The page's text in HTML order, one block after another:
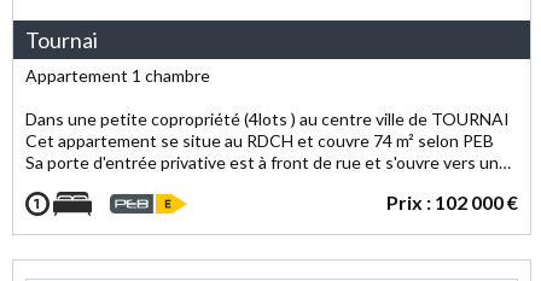
Tournai
Appartement 1 chambre
Dans une petite copropriété (4lots ) au centre ville de TOURNAI
Cet appartement se situe au RDCH et couvre 74 m² selon PEB
Sa porte d'entrée privative est à front de rue et s'ouvre vers un
ouverte semi-équipée, 1 chambres (20m²), salle de douche avec
Prix : 102 000 €